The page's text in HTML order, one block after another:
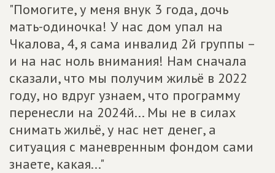
"Помогите, у меня внук 3 года, дочь
мать-­одиночка! У нас дом упал на
Чкалова, 4, я сама инвалид 2­й группы –
и на нас ноль внимания! Нам сначала
сказали, что мы получим жильё в 2022
году, но вдруг узнаем, что программу
перенесли на 2024­й... Мы не в силах
снимать жильё, у нас нет денег, а
ситуация с маневренным фондом сами
знаете, какая..."